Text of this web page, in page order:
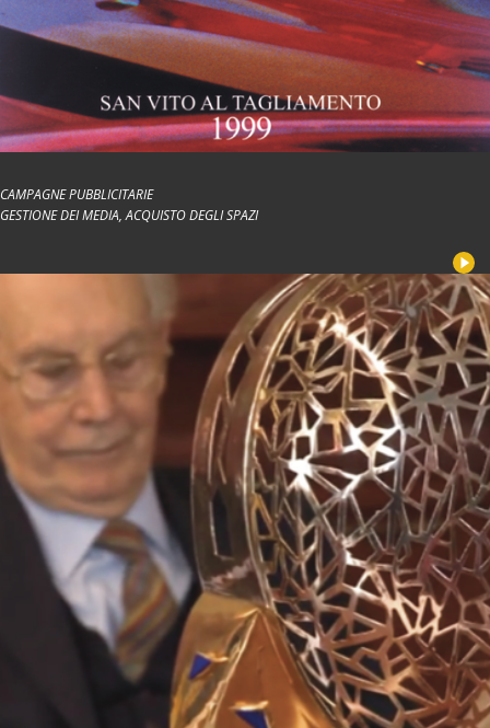
CAMPAGNE PUBBLICITARIE
GESTIONE DEI MEDIA, ACQUISTO DEGLI SPAZI